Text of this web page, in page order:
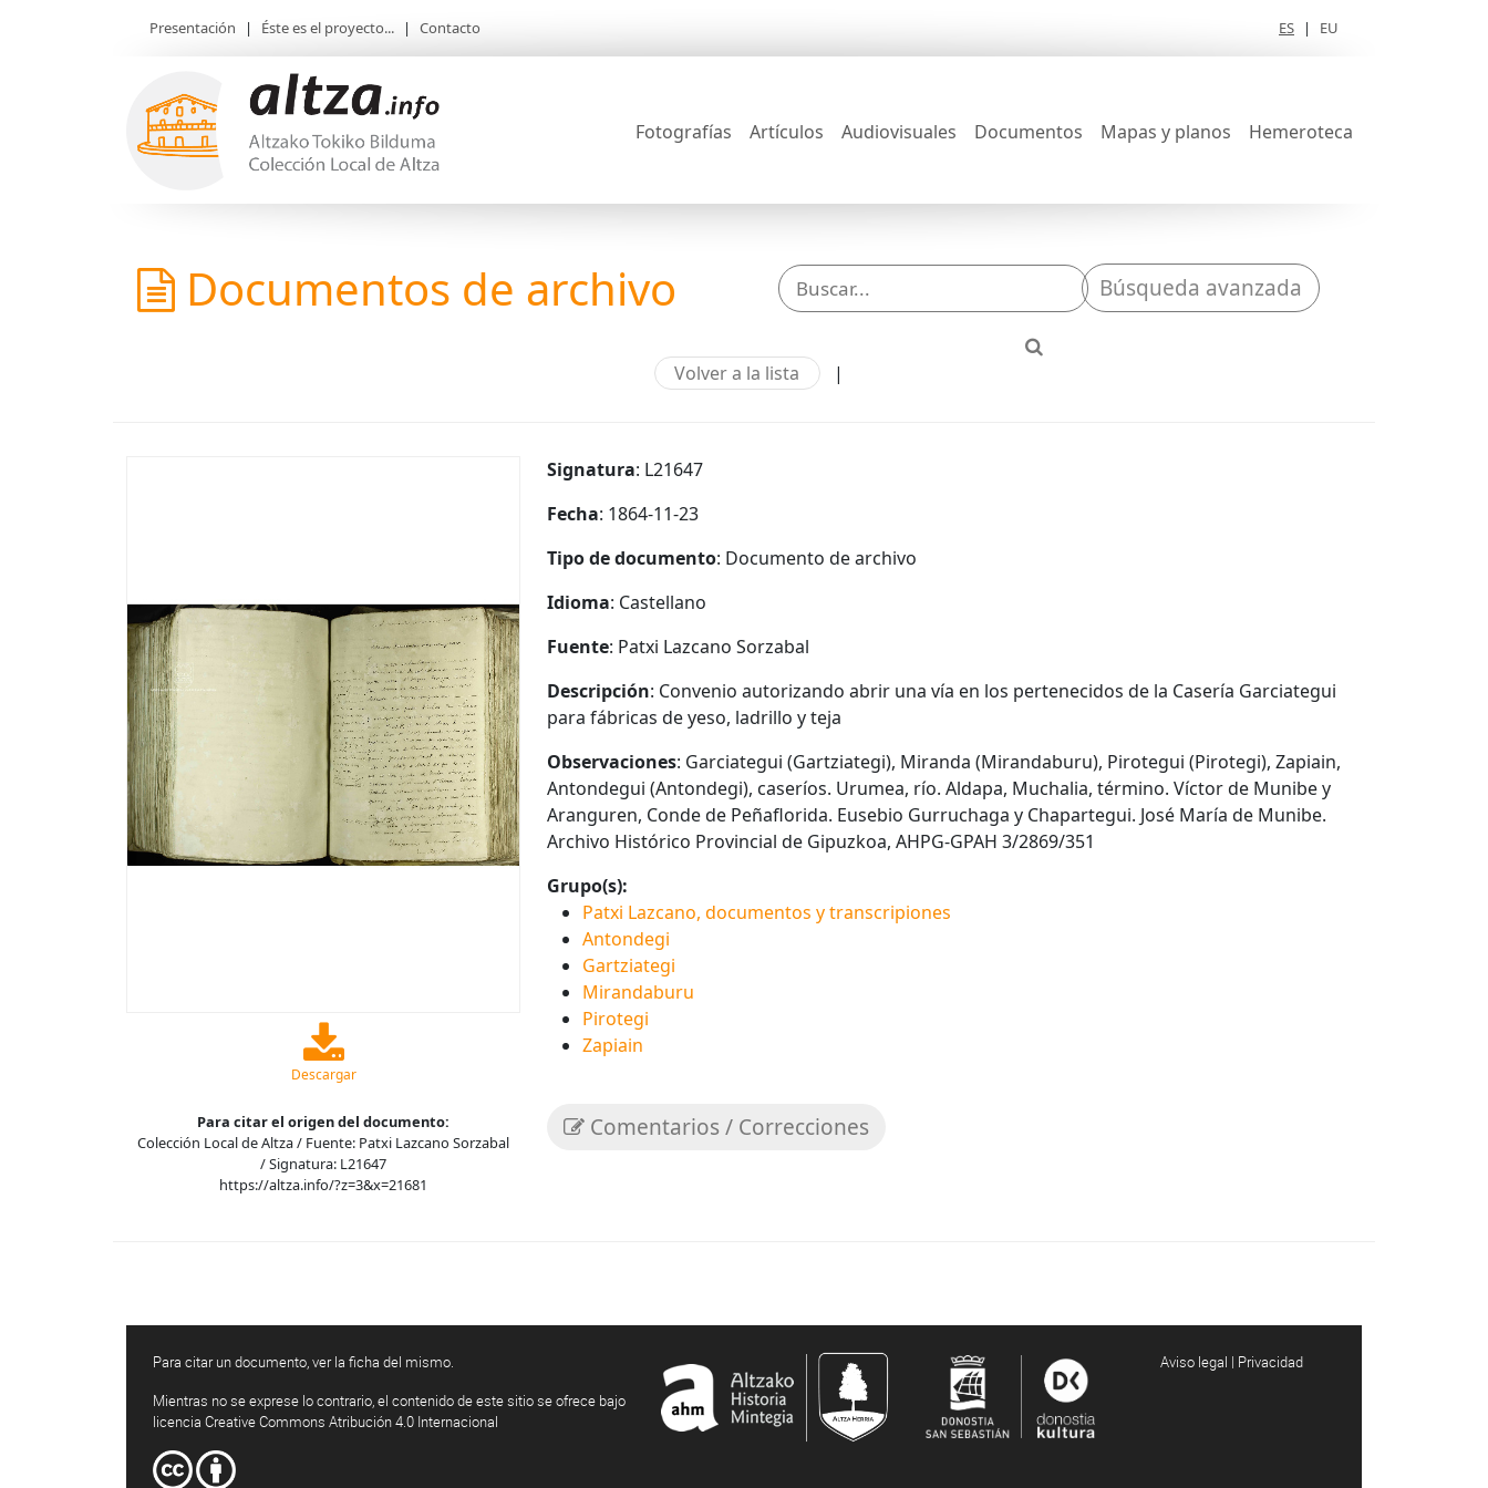
Presentación | Éste es el proyecto... | Contacto ES | EU
Fotografías Artículos Audiovisuales Documentos Mapas y planos Hemeroteca
Documentos de archivo Búsqueda avanzada
Volver a la lista |
Descargar
Para citar el origen del documento:
Colección Local de Altza / Fuente: Patxi Lazcano Sorzabal
/ Signatura: L21647
https://altza.info/?z=3&x=21681
Signatura: L21647
Fecha: 1864-11-23
Tipo de documento: Documento de archivo
Idioma: Castellano
Fuente: Patxi Lazcano Sorzabal
Descripción: Convenio autorizando abrir una vía en los pertenecidos de la Casería Garciategui
para fábricas de yeso, ladrillo y teja
Observaciones: Garciategui (Gartziategi), Miranda (Mirandaburu), Pirotegui (Pirotegi), Zapiain,
Antondegui (Antondegi), caseríos. Urumea, río. Aldapa, Muchalia, término. Víctor de Munibe y
Aranguren, Conde de Peñaflorida. Eusebio Gurruchaga y Chapartegui. José María de Munibe.
Archivo Histórico Provincial de Gipuzkoa, AHPG-GPAH 3/2869/351
Grupo(s):
Patxi Lazcano, documentos y transcripiones
Antondegi
Gartziategi
Mirandaburu
Pirotegi
Zapiain
Comentarios / Correcciones
Para citar un documento, ver la ficha del mismo.
Mientras no se exprese lo contrario, el contenido de este sitio se ofrece bajo
licencia Creative Commons Atribución 4.0 Internacional
Aviso legal | Privacidad